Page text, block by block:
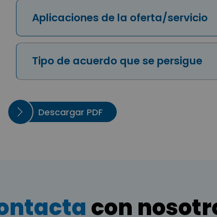
Aplicaciones de la oferta/servicio
Tipo de acuerdo que se persigue
Descargar PDF
con